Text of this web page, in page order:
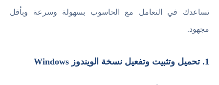
تساعدك في التعامل مع الحاسوب بسهولة وسرعة وبأقل
مجهود.
1. تحميل وتثبيت وتفعيل نسخة الويندوز Windows